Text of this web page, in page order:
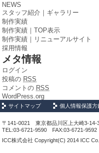
NEWS
スタッフ紹介｜ギャラリー
制作実績
制作実績｜TOP表示
制作実績｜リニューアルサイト
採用情報
メタ情報
ログイン
投稿の RSS
コメントの RSS
WordPress.org
サイトマップ 個人情報保護方
〒141-0021 東京都品川区上大崎3-
TEL:03-6721-9590 FAX:03-6721-9592
ICC株式会社 Copyright(C) 2014 ICC